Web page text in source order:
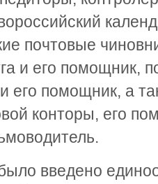
почтовые
и его помощник,
его помощник, а
конторы, его
введено